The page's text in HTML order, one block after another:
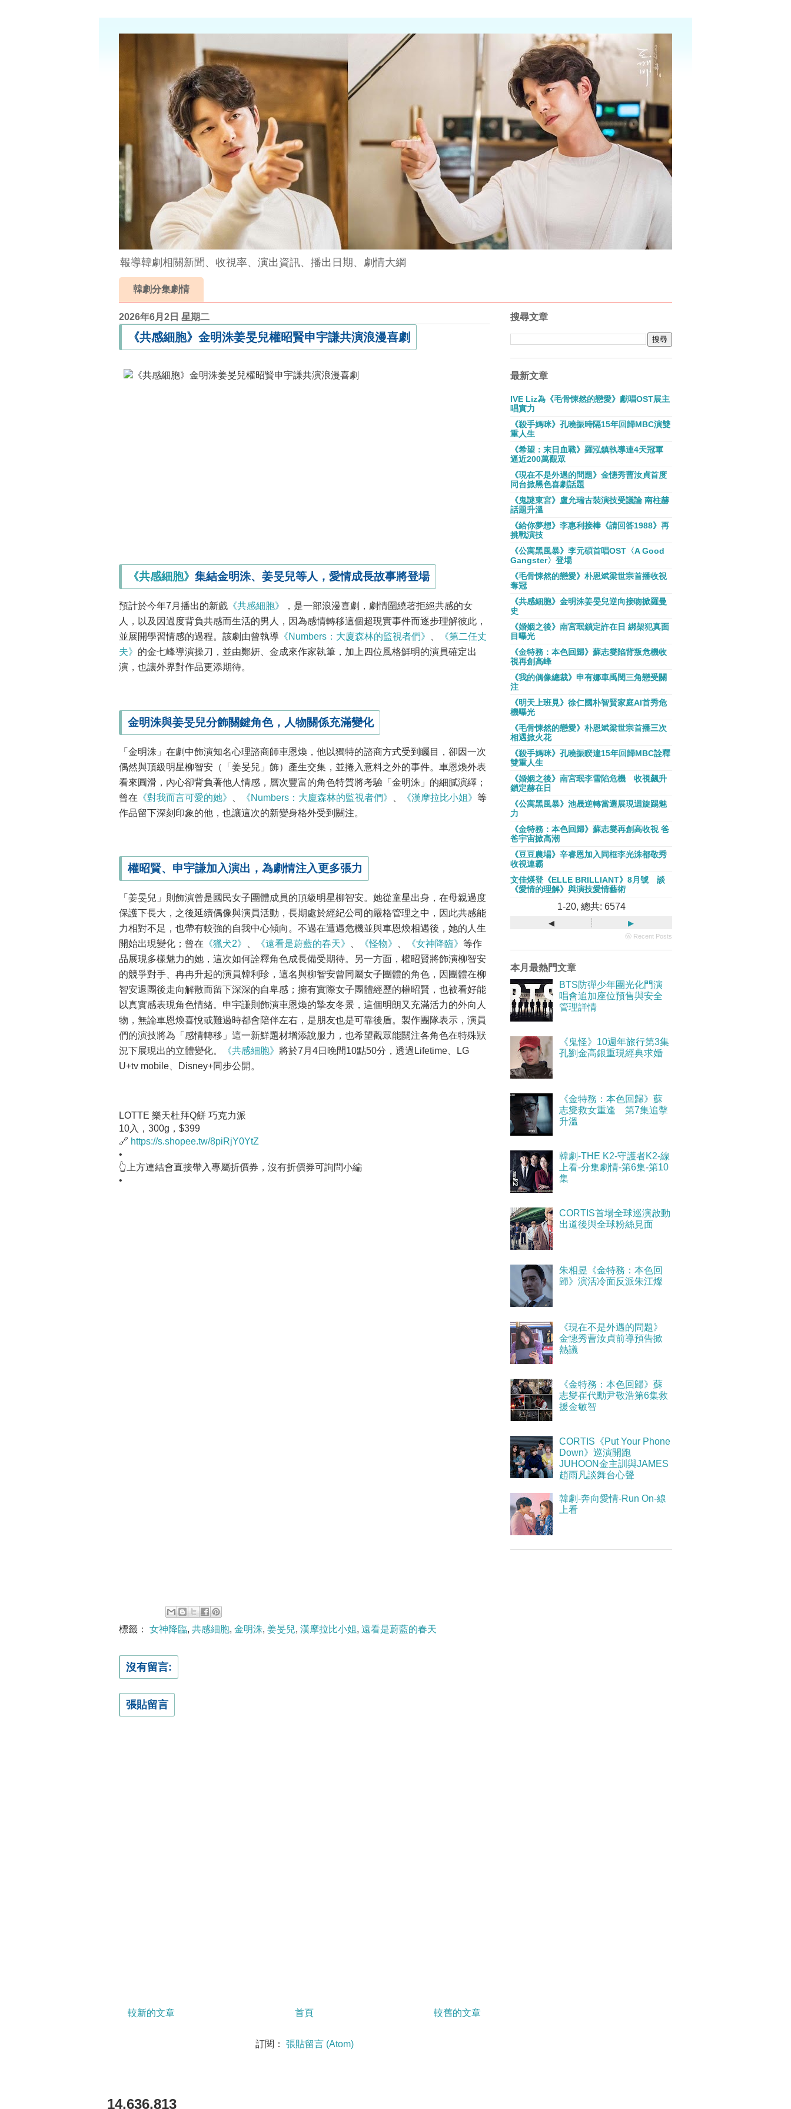
報導韓劇相關新聞、收視率、演出資訊、播出日期、劇情大綱
韓劇分集劇情
2026年6月2日 星期二
《共感細胞》金明洙姜旻兒權昭賢申宇謙共演浪漫喜劇
《共感細胞》 集結金明洙、姜旻兒等人，愛情成長故事將登場
預計於今年7月播出的新戲 《共感細胞》
，是一部浪漫喜劇，劇情圍繞著拒絕共感的女
人，以及因過度背負共感而生活的男人，因為感情轉移這個超現實事件而逐步理解彼此，
並展開學習情感的過程。該劇由曾執導 《Numbers：大廈森林的監視者們》
《第二任丈
夫》 的金七峰導演操刀，並由鄭妍、金成來作家執筆，加上四位風格鮮明的演員確定出
演，也讓外界對作品更添期待。
金明洙與姜旻兒分飾關鍵角色，人物關係充滿變化
「金明洙」在劇中飾演知名心理諮商師車恩煥，他以獨特的諮商方式受到矚目，卻因一次
偶然與頂級明星柳智安（「姜旻兒」飾）產生交集，並捲入意料之外的事件。車恩煥外表
看來圓滑，內心卻背負著他人情感，層次豐富的角色特質將考驗「金明洙」的細膩演繹；
曾在 《對我而言可愛的她》 《Numbers：大廈森林的監視者們》 《漢摩拉比小姐》 等
作品留下深刻印象的他，也讓這次的新變身格外受到關注。
權昭賢、申宇謙加入演出，為劇情注入更多張力
「姜旻兒」則飾演曾是國民女子團體成員的頂級明星柳智安。她從童星出身，在母親過度
保護下長大，之後延續偶像與演員活動，長期處於經紀公司的嚴格管理之中，因此共感能
力相對不足，也帶有較強的自我中心傾向。不過在遭遇危機並與車恩煥相遇後，她的人生
開始出現變化；曾在 《獵犬2》 《遠看是蔚藍的春天》 《怪物》 《女神降臨》 等作
品展現多樣魅力的她，這次如何詮釋角色成長備受期待。另一方面，權昭賢將飾演柳智安
的競爭對手、冉冉升起的演員韓利珍，這名與柳智安曾同屬女子團體的角色，因團體在柳
智安退團後走向解散而留下深深的自卑感；擁有實際女子團體經歷的權昭賢，也被看好能
以真實感表現角色情緒。申宇謙則飾演車恩煥的摯友冬景，這個明朗又充滿活力的外向人
物，無論車恩煥喜悅或難過時都會陪伴左右，是朋友也是可靠後盾。製作團隊表示，演員
們的演技將為「感情轉移」這一新鮮題材增添說服力，也希望觀眾能關注各角色在特殊狀
況下展現出的立體變化。
《共感細胞》 將於7月4日晚間10點50分，透過Lifetime、LG
U+tv mobile、Disney+同步公開。
LOTTE 樂天杜拜Q餅 巧克力派
10入，300g，$399
🔗 https://s.shopee.tw/8piRjY0YtZ
•
👆上方連結會直接帶入專屬折價券，沒有折價券可詢問小編
•
標籤： 女神降臨, 共感細胞, 金明洙, 姜旻兒, 漢摩拉比小姐, 遠看是蔚藍的春天
沒有留言:
張貼留言
較新的文章 較舊的文章
首頁
訂閱： 張貼留言 (Atom)
搜尋文章
最新文章
IVE Liz為《毛骨悚然的戀愛》獻唱OST展主
唱實力
《殺手媽咪》孔曉振時隔15年回歸MBC演雙
重人生
《希望：末日血戰》羅泓鎮執導連4天冠軍
逼近200萬觀眾
《現在不是外遇的問題》金憓秀曹汝貞首度
同台掀黑色喜劇話題
《鬼謎東宮》盧允瑞古裝演技受議論 南柱赫
話題升溫
《給你夢想》李惠利接棒《請回答1988》再
挑戰演技
《公寓黑風暴》李元碩首唱OST〈A Good
Gangster〉登場
《毛骨悚然的戀愛》朴恩斌梁世宗首播收視
奪冠
《共感細胞》金明洙姜旻兒逆向接吻掀羅曼
史
《婚姻之後》南宮珉鎖定許在日 綁架犯真面
目曝光
《金特務：本色回歸》蘇志燮陷背叛危機收
視再創高峰
《我的偶像總裁》申有娜車禹閔三角戀受關
注
《明天上班見》徐仁國朴智賢家庭AI首秀危
機曝光
《毛骨悚然的戀愛》朴恩斌梁世宗首播三次
相遇掀火花
《殺手媽咪》孔曉振睽違15年回歸MBC詮釋
雙重人生
《婚姻之後》南宮珉李雪陷危機 收視飆升
鎖定赫在日
《公寓黑風暴》池晟逆轉當選展現迴旋踢魅
力
《金特務：本色回歸》蘇志燮再創高收視 爸
爸宇宙掀高潮
《豆豆農場》辛睿恩加入同框李光洙都敬秀
收視連霸
文佳煐登《ELLE BRILLIANT》8月號 談
《愛情的理解》與演技愛情藝術
1-20, 總共: 6574
◂ ▸
ⓦ Recent Posts
本月最熱門文章
BTS防彈少年團光化門演
唱會追加座位預售與安全
管理詳情
《鬼怪》10週年旅行第3集
孔劉金高銀重現經典求婚
《金特務：本色回歸》蘇
志燮救女重逢 第7集追擊
升溫
韓劇-THE K2-守護者K2-線
上看-分集劇情-第6集-第10
集
CORTIS首場全球巡演啟動
出道後與全球粉絲見面
朱相昱《金特務：本色回
歸》演活冷面反派朱江燦
《現在不是外遇的問題》
金憓秀曹汝貞前導預告掀
熱議
《金特務：本色回歸》蘇
志燮崔代勳尹敬浩第6集救
援金敏智
CORTIS《Put Your Phone
Down》巡演開跑
JUHOON金主訓與JAMES
趙雨凡談舞台心聲
韓劇-奔向愛情-Run On-線
上看
14,636,813